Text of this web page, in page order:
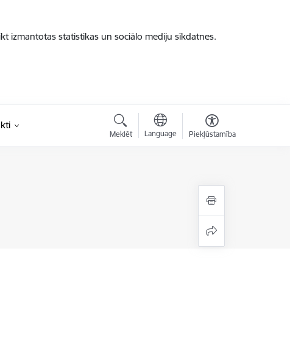
izmantotas statistikas un sociālo mediju sīkdatnes.
Meklēt Language Piekļūstamība